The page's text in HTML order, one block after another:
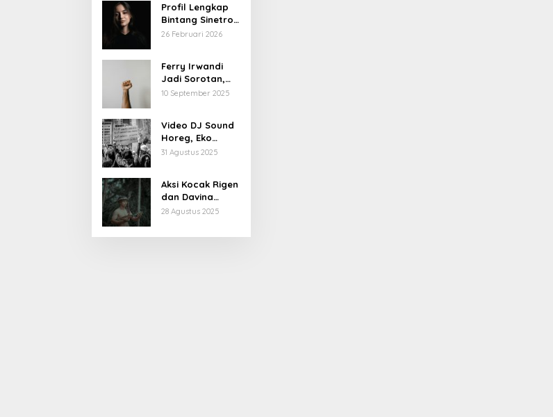
Profil Lengkap
Bintang Sinetron
Mencintai Ipar
26 Februari 2026
Ferry Irwandi
Jadi Sorotan,
Begini Latar
10 September 2025
Video DJ Sound
Horeg, Eko
Patrio Buka
31 Agustus 2025
Aksi Kocak Rigen
dan Davina
Karamoy di Film
28 Agustus 2025